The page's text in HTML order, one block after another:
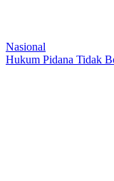
Nasional
Hukum Pidana Tidak